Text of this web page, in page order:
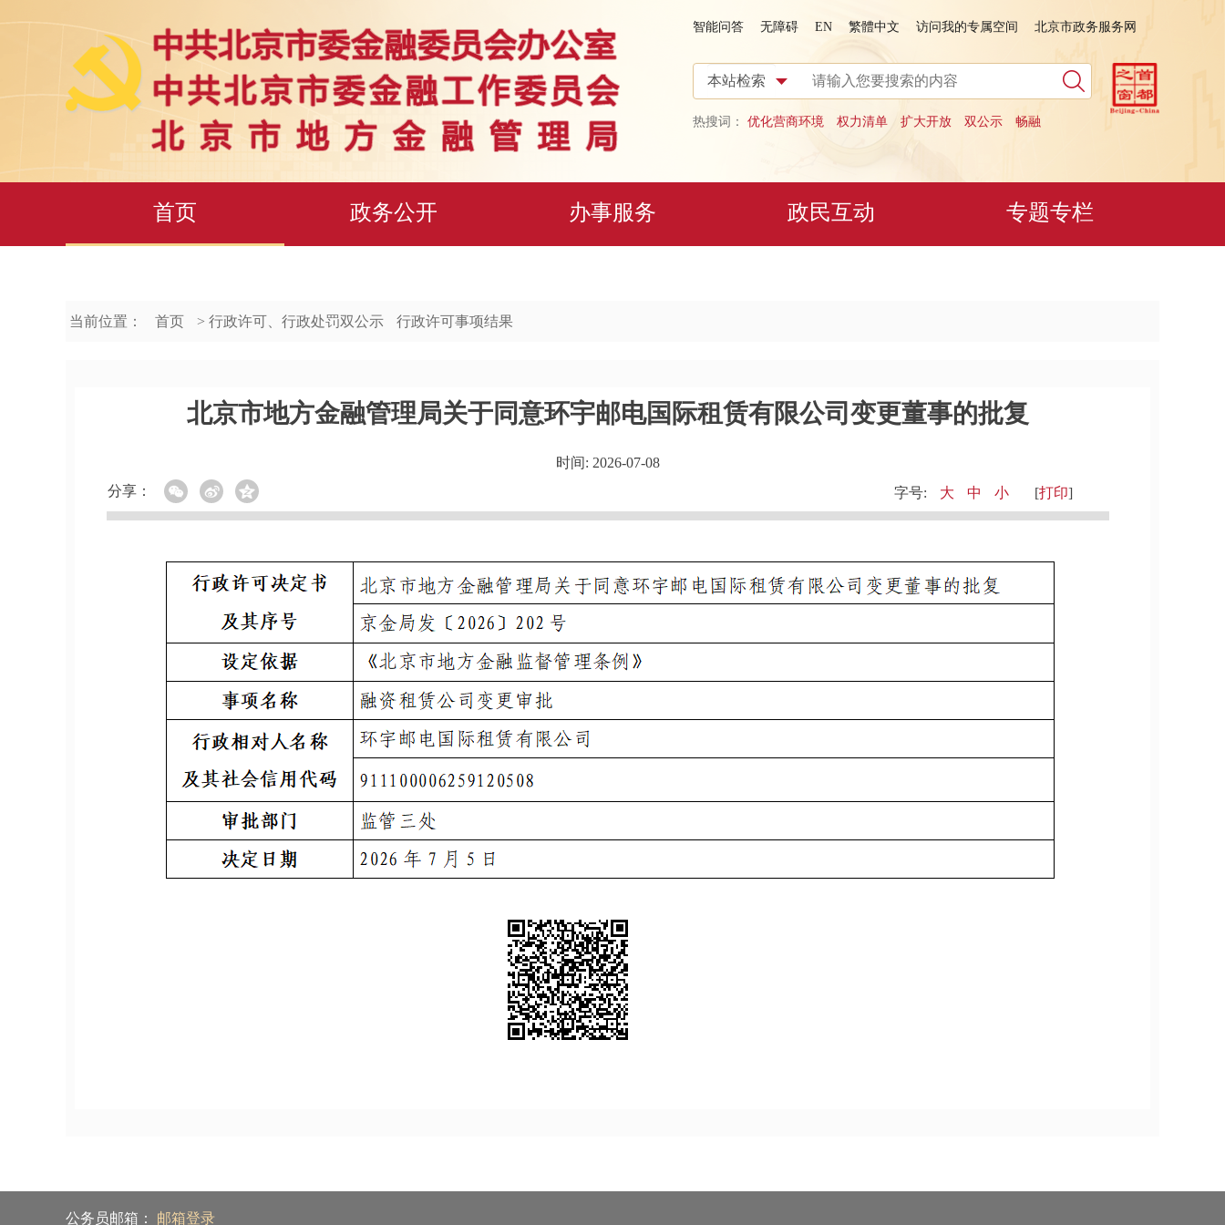
智能问答 无障碍 EN 繁體中文 访问我的专属空间 北京市政务服务网
热搜词： 优化营商环境 权力清单 扩大开放 双公示 畅融
首页 政务公开 办事服务 政民互动 专题专栏
当前位置： 首页 > 行政许可、行政处罚双公示 行政许可事项结果
北京市地方金融管理局关于同意环宇邮电国际租赁有限公司变更董事的批复
时间: 2026-07-08
分享：
字号: 大 中 小 [打印]
公务员邮箱： 邮箱登录